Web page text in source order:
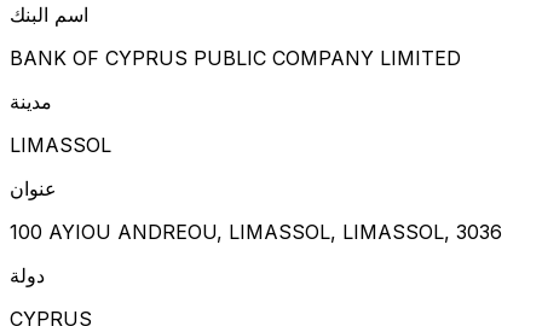
اسم البنك
BANK OF CYPRUS PUBLIC COMPANY LIMITED
مدينة
LIMASSOL
عنوان
100 AYIOU ANDREOU, LIMASSOL, LIMASSOL, 3036
دولة
CYPRUS